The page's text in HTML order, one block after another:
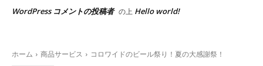
WordPress コメントの投稿者 の上 Hello world!